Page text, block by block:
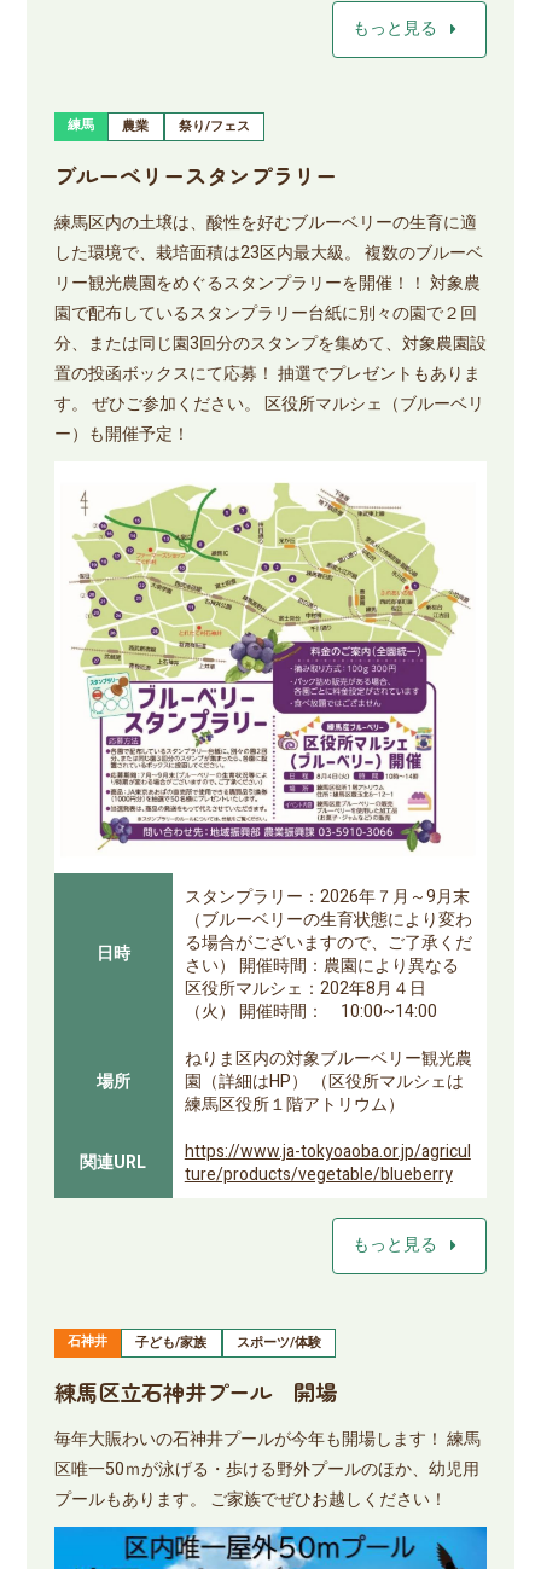
もっと見る arrow_right
練馬 農業 祭り/フェス
ブルーベリースタンプラリー
練馬区内の土壌は、酸性を好むブルーベリーの生育に適
した環境で、栽培面積は23区内最大級。 複数のブルーベ
リー観光農園をめぐるスタンプラリーを開催！！ 対象農
園で配布しているスタンプラリー台紙に別々の園で２回
分、または同じ園3回分のスタンプを集めて、対象農園設
置の投函ボックスにて応募！ 抽選でプレゼントもありま
す。 ぜひご参加ください。 区役所マルシェ（ブルーベリ
ー）も開催予定！
日時
スタンプラリー：2026年７月～9月末
（ブルーベリーの生育状態により変わ
る場合がございますので、ご了承くだ
さい） 開催時間：農園により異なる
区役所マルシェ：202年8月４日
（火） 開催時間： 10:00~14:00
場所
ねりま区内の対象ブルーベリー観光農
園（詳細はHP） （区役所マルシェは
練馬区役所１階アトリウム）
関連URL
https://www.ja-tokyoaoba.or.jp/agricul
ture/products/vegetable/blueberry
もっと見る arrow_right
石神井 子ども/家族 スポーツ/体験
練馬区立石神井プール 開場
毎年大賑わいの石神井プールが今年も開場します！ 練馬
区唯一50ｍが泳げる・歩ける野外プールのほか、幼児用
プールもあります。 ご家族でぜひお越しください！